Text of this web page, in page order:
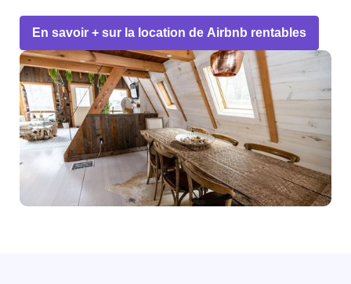
En savoir + sur la location de Airbnb rentables